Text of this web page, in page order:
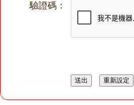
驗證碼：